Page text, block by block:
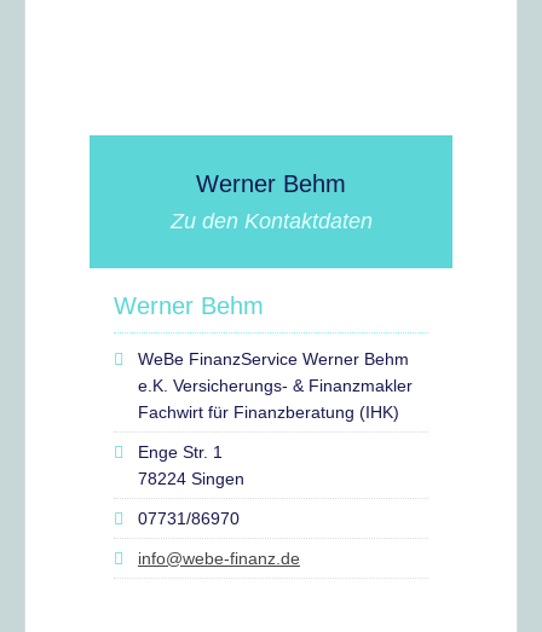
Werner Behm
Zu den Kontaktdaten
Werner Behm
WeBe FinanzService Werner Behm
e.K. Versicherungs- & Finanzmakler
Fachwirt für Finanzberatung (IHK)
Enge Str. 1
78224 Singen
07731/86970
info@webe-finanz.de